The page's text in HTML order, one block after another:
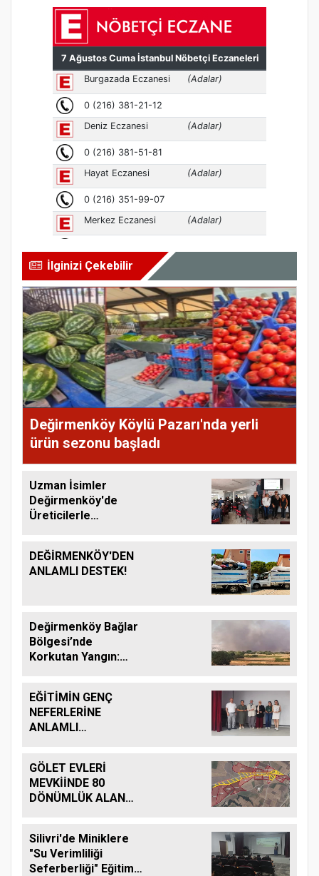
İlginizi Çekebilir
Değirmenköy Köylü Pazarı'nda yerli
ürün sezonu başladı
Uzman İsimler
Değirmenköy'de
Üreticilerle
DEĞİRMENKÖY'DEN
ANLAMLI DESTEK!
Değirmenköy Bağlar
Bölgesi’nde
Korkutan Yangın:
Seferber Oldu
EĞİTİMİN GENÇ
NEFERLERİNE
ANLAMLI
PLAKET GURURU!
GÖLET EVLERİ
MEVKİİNDE 80
DÖNÜMLÜK ALAN
Silivri'de Miniklere
"Su Verimliliği
Seferberliği" Eğitimi: